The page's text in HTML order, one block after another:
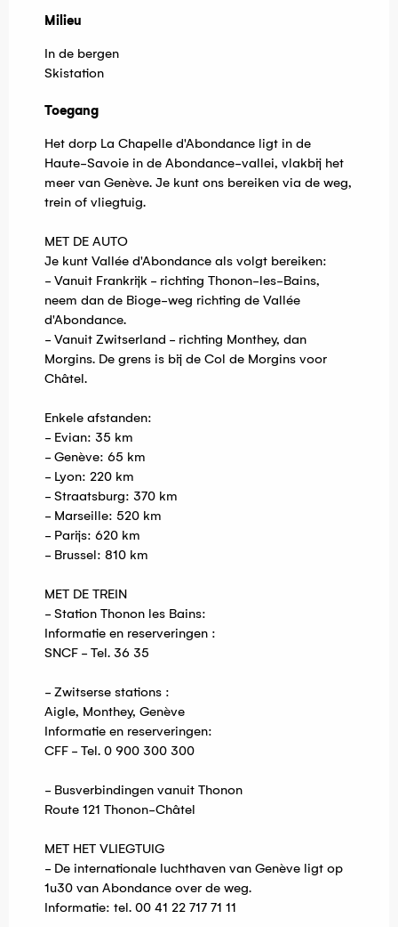
Milieu
Milieu
In de bergen
Skistation
Toegang
Toegang
Het dorp La Chapelle d'Abondance ligt in de
Haute-Savoie in de Abondance-vallei, vlakbij het
meer van Genève. Je kunt ons bereiken via de weg,
trein of vliegtuig.
MET DE AUTO
Je kunt Vallée d'Abondance als volgt bereiken:
- Vanuit Frankrijk - richting Thonon-les-Bains,
neem dan de Bioge-weg richting de Vallée
d'Abondance.
- Vanuit Zwitserland - richting Monthey, dan
Morgins. De grens is bij de Col de Morgins voor
Châtel.
Enkele afstanden:
- Evian: 35 km
- Genève: 65 km
- Lyon: 220 km
- Straatsburg: 370 km
- Marseille: 520 km
- Parijs: 620 km
- Brussel: 810 km
MET DE TREIN
- Station Thonon les Bains:
Informatie en reserveringen :
SNCF - Tel. 36 35
- Zwitserse stations :
Aigle, Monthey, Genève
Informatie en reserveringen:
CFF - Tel. 0 900 300 300
- Busverbindingen vanuit Thonon
Route 121 Thonon-Châtel
MET HET VLIEGTUIG
- De internationale luchthaven van Genève ligt op
1u30 van Abondance over de weg.
Informatie: tel. 00 41 22 717 71 11